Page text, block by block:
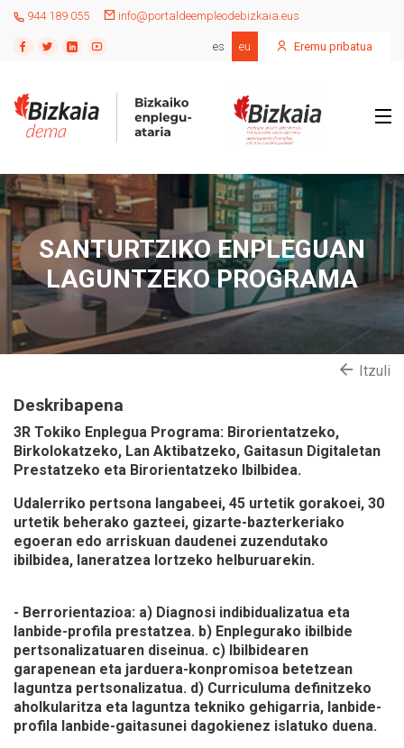
944 189 055 info@portaldeempleodebizkaia.eus
es eu Eremu pribatua
SANTURTZIKO ENPLEGUAN
LAGUNTZEKO PROGRAMA
Itzuli
Deskribapena
3R Tokiko Enplegua Programa: Birorientatzeko,
Birkolokatzeko, Lan Aktibatzeko, Gaitasun Digitaletan
Prestatzeko eta Birorientatzeko Ibilbidea.
Udalerriko pertsona langabeei, 45 urtetik gorakoei, 30
urtetik beherako gazteei, gizarte-bazterkeriako
egoeran edo arriskuan daudenei zuzendutako
ibilbidea, laneratzea lortzeko helburuarekin.
- Berrorientazioa: a) Diagnosi indibidualizatua eta
lanbide-profila prestatzea. b) Enplegurako ibilbide
pertsonalizatuaren diseinua. c) Ibilbidearen
garapenean eta jarduera-konpromisoa betetzean
laguntza pertsonalizatua. d) Curriculuma definitzeko
aholkularitza eta laguntza tekniko gehigarria, lanbide-
profila lanbide-gaitasunei dagokienez islatuko duena.